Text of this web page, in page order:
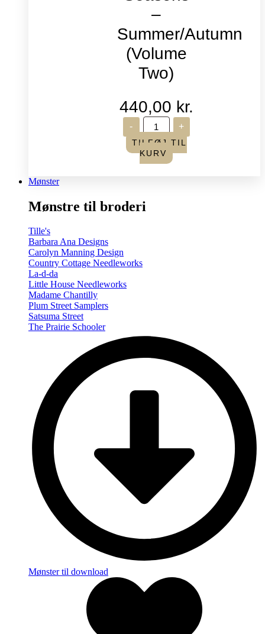
–
Summer/Autumn
(Volume
Two)
440,00 kr.
-
Life
in
Seasons
-
Summer/Autumn
+
TILFØJ TIL
KURV
Mønster
Mønstre til broderi
Tille's
Barbara Ana Designs
Carolyn Manning Design
Country Cottage Needleworks
La-d-da
Little House Needleworks
Madame Chantilly
Plum Street Samplers
Satsuma Street
The Prairie Schooler
Mønster til download